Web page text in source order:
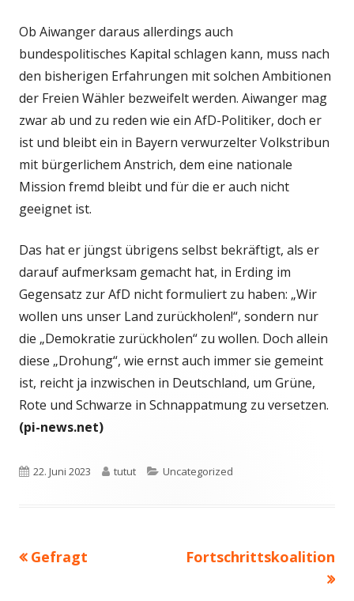
Ob Aiwanger daraus allerdings auch
bundespolitisches Kapital schlagen kann, muss nach
den bisherigen Erfahrungen mit solchen Ambitionen
der Freien Wähler bezweifelt werden. Aiwanger mag
zwar ab und zu reden wie ein AfD-Politiker, doch er
ist und bleibt ein in Bayern verwurzelter Volkstribun
mit bürgerlichem Anstrich, dem eine nationale
Mission fremd bleibt und für die er auch nicht
geeignet ist.
Das hat er jüngst übrigens selbst bekräftigt, als er
darauf aufmerksam gemacht hat, in Erding im
Gegensatz zur AfD nicht formuliert zu haben: „Wir
wollen uns unser Land zurückholen!“, sondern nur
die „Demokratie zurückholen“ zu wollen. Doch allein
diese „Drohung“, wie ernst auch immer sie gemeint
ist, reicht ja inzwischen in Deutschland, um Grüne,
Rote und Schwarze in Schnappatmung zu versetzen.
(pi-news.net)
Veröffentlicht
22. Juni 2023 Autor
tutut Kategorien
Uncategorized
Beitragsnavigation
Vorheriger
Gefragt
Nächster
Fortschrittskoalition